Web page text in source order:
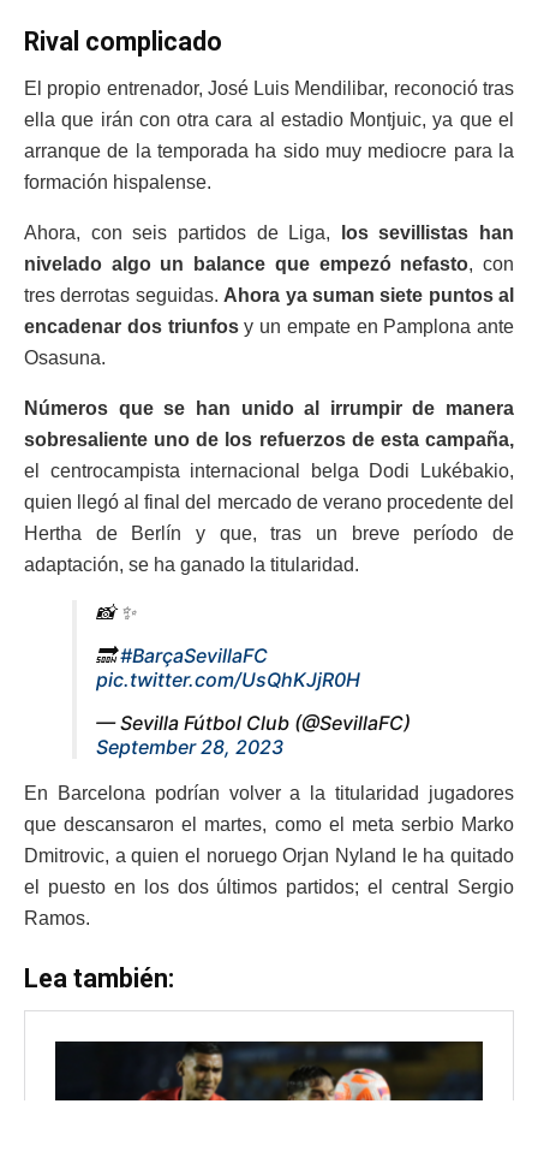
Rival complicado
El propio entrenador, José Luis Mendilibar, reconoció tras
ella que irán con otra cara al estadio Montjuic, ya que el
arranque de la temporada ha sido muy mediocre para la
formación hispalense.
Ahora, con seis partidos de Liga, los sevillistas han
nivelado algo un balance que empezó nefasto, con
tres derrotas seguidas. Ahora ya suman siete puntos al
encadenar dos triunfosy un empate en Pamplona ante
Osasuna.
Números que se han unido al irrumpir de manera
sobresaliente uno de los refuerzos de esta campaña,
el centrocampista internacional belga Dodi Lukébakio,
quien llegó al final del mercado de verano procedente del
Hertha de Berlín y que, tras un breve período de
adaptación, se ha ganado la titularidad.
📸 ✨
🔜#BarçaSevillaFC
pic.twitter.com/UsQhKJjR0H
— Sevilla Fútbol Club (@SevillaFC)
September 28, 2023
En Barcelona podrían volver a la titularidad jugadores
que descansaron el martes, como el meta serbio Marko
Dmitrovic, a quien el noruego Orjan Nyland le ha quitado
el puesto en los dos últimos partidos; el central Sergio
Ramos.
Lea también: